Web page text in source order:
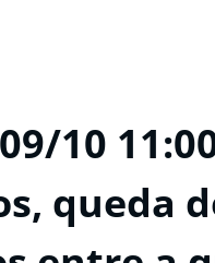
10
queda